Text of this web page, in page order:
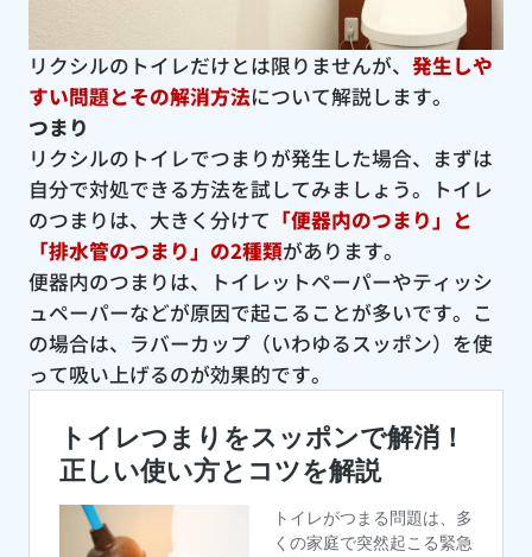
リクシルのトイレだけとは限りませんが、 発生しや
すい問題とその解消方法について解説します。
つまり
リクシルのトイレでつまりが発生した場合、まずは
自分で対処できる方法を試してみましょう。トイレ
のつまりは、大きく分けて 「便器内のつまり」と
「排水管のつまり」の2種類があります。
便器内のつまりは、トイレットペーパーやティッシ
ュペーパーなどが原因で起こることが多いです。こ
の場合は、ラバーカップ（いわゆるスッポン）を使
って吸い上げるのが効果的です。